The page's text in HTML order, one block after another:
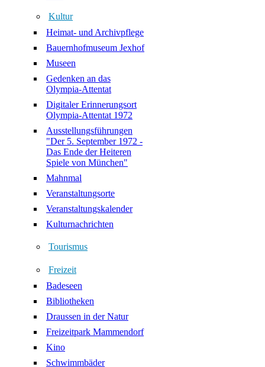
Kultur
Heimat- und Archivpflege
Bauernhofmuseum Jexhof
Museen
Gedenken an das
Olympia-Attentat
Digitaler Erinnerungsort
Olympia-Attentat 1972
Ausstellungsführungen
"Der 5. September 1972 -
Das Ende der Heiteren
Spiele von München"
Mahnmal
Veranstaltungsorte
Veranstaltungskalender
Kulturnachrichten
Tourismus
Freizeit
Badeseen
Bibliotheken
Draussen in der Natur
Freizeitpark Mammendorf
Kino
Schwimmbäder